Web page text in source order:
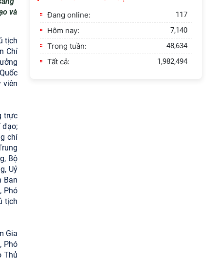
và
tịch
Chỉ
viên
trực
đạo;
chí
Bộ
Uỷ
Ban
Phó
tịch
Gia
Phó
Thủ
Đang online: 117
Hôm nay: 7,140
Trong tuần: 48,634
Tất cả: 1,982,494